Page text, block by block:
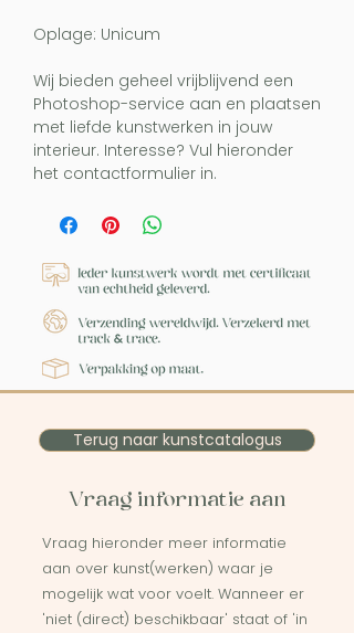
Oplage: Unicum
Wij bieden geheel vrijblijvend een
Photoshop-service aan en plaatsen
met liefde kunstwerken in jouw
interieur. Interesse? Vul hieronder
het contactformulier in.
Terug naar kunstcatalogus
Vraag informatie aan
Vraag hieronder meer informatie
aan over kunst(werken) waar je
mogelijk wat voor voelt. Wanneer er
'niet (direct) beschikbaar' staat of 'in